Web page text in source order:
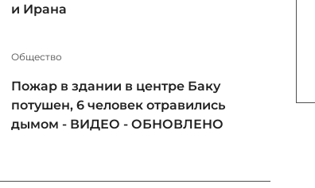
и Ирана
Общество
Пожар в здании в центре Баку
потушен, 6 человек отравились
дымом - ВИДЕО - ОБНОВЛЕНО